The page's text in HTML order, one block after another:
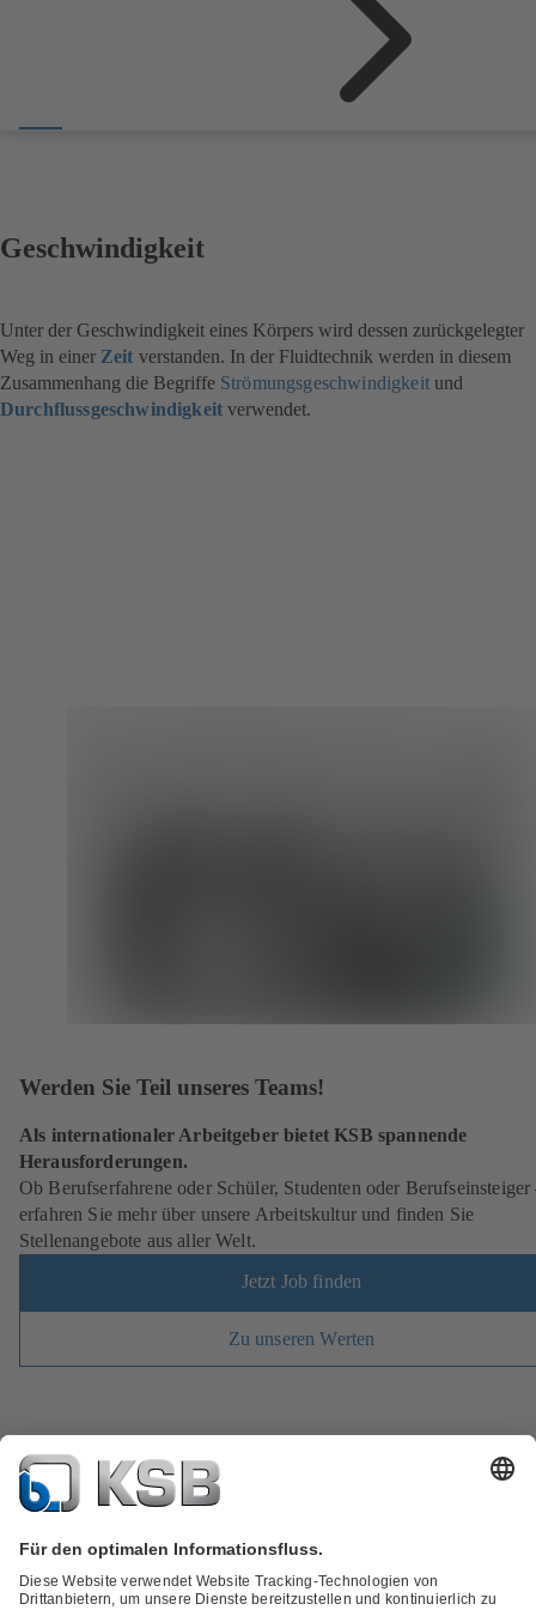
Geschwindigkeit
Unter der Geschwindigkeit eines Körpers wird dessen zurückgelegter
Weg in einer Zeit verstanden. In der Fluidtechnik werden in diesem
Zusammenhang die Begriffe Strömungsgeschwindigkeit und
Durchflussgeschwindigkeit verwendet.
Werden Sie Teil unseres Teams!
Als internationaler Arbeitgeber bietet KSB spannende
Herausforderungen.
Ob Berufserfahrene oder Schüler, Studenten oder Berufseinsteiger
erfahren Sie mehr über unsere Arbeitskultur und finden Sie
Stellenangebote aus aller Welt.
Jetzt Job finden
Zu unseren Werten